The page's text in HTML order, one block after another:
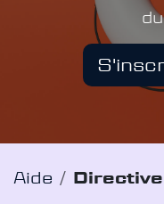
Aide